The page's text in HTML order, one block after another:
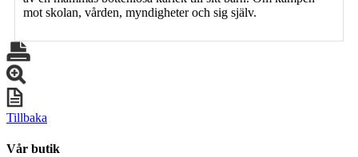
mot skolan, vården, myndigheter och sig själv.
Tillbaka
Vår butik